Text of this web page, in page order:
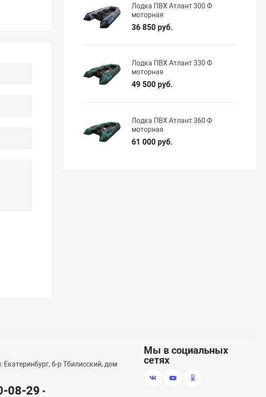
Лодка ПВХ Атлант 300 Ф
моторная
36 850 руб.
Лодка ПВХ Атлант 330 Ф
моторная
49 500 руб.
Лодка ПВХ Атлант 360 Ф
моторная
61 000 руб.
Екатеринбург, б-р Тбилисский, дом
08-29
Мы в социальных
сетях